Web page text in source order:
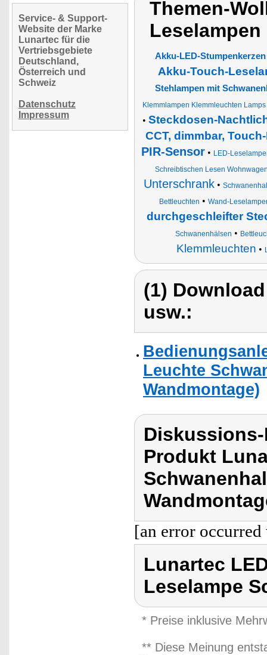
Service- & Support-
Website der Marke
Lunartec für die
Vertriebsgebiete
Deutschland,
Österreich und
Schweiz
Datenschutz
Impressum
Themen-
Akku-LED-
Akku-Touch-
Stehlampen mit
Klemmlampen Klemmleuchten
• Steckdosen-
CCT, dimmbar,
PIR-Sensor• LED-
Schreibtischen Lesen
Unterschrank•
Bettleuchten • Wand-
durchgeschleifter
Schwanenhälsen •
Klemmleuchten •
(1)
usw.:
Leuchte
Wandmontage)
Produkt
[an error
Lunartec
Leselampe
* Preise inklusive
** Diese Meinung